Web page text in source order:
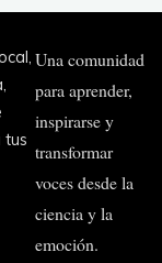
tus
Una comunidad
para aprender,
inspirarse y
transformar
voces desde la
ciencia y la
emoción.